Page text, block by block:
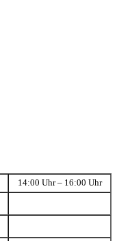
14:00 Uhr – 16:00 Uhr